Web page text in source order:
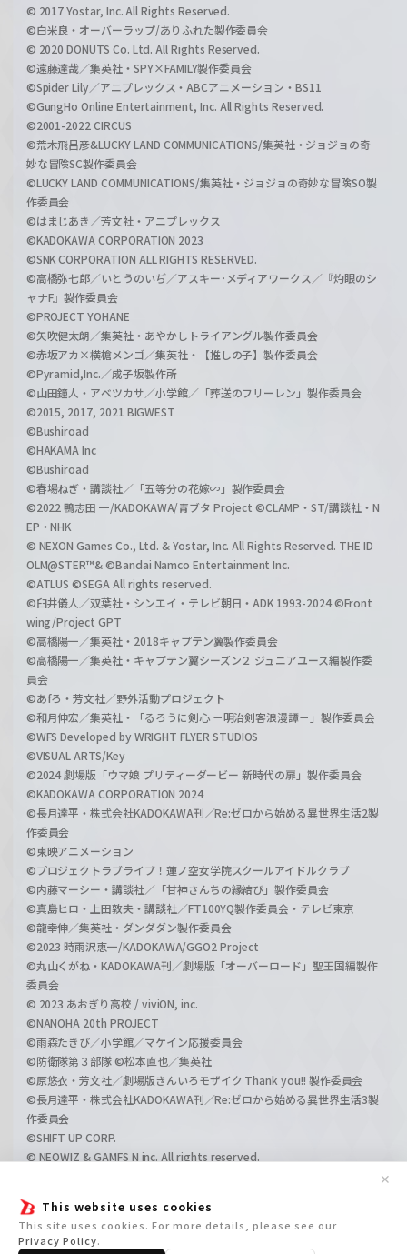
This website uses cookies
This site uses cookies. For more details, please see our
Privacy Policy.
✕
© 2017 Yostar, Inc. All Rights Reserved.
©白米良・オーバーラップ/ありふれた製作委員会
© 2020 DONUTS Co. Ltd. All Rights Reserved.
©遠藤達哉／集英社・SPY×FAMILY製作委員会
©Spider Lily／アニプレックス・ABCアニメーション・BS11
©GungHo Online Entertainment, Inc. All Rights Reserved.
©2001-2022 CIRCUS
©荒木飛呂彦&LUCKY LAND COMMUNICATIONS/集英社・ジョジョの奇
妙な冒険SC製作委員会
©LUCKY LAND COMMUNICATIONS/集英社・ジョジョの奇妙な冒険SO製
作委員会
©はまじあき／芳文社・アニプレックス
©KADOKAWA CORPORATION 2023
©SNK CORPORATION ALL RIGHTS RESERVED.
©高橋弥七郎／いとうのいぢ／アスキー･メディアワークス／『灼眼のシ
ャナF』製作委員会
©PROJECT YOHANE
©矢吹健太朗／集英社・あやかしトライアングル製作委員会
©赤坂アカ×横槍メンゴ／集英社・【推しの子】製作委員会
©Pyramid,Inc.／成子坂製作所
©山田鐘人・アベツカサ／小学館／「葬送のフリーレン」製作委員会
©2015, 2017, 2021 BIGWEST
©Bushiroad
©HAKAMA Inc
©Bushiroad
©春場ねぎ・講談社／「五等分の花嫁∽」製作委員会
©2022 鴨志田 一/KADOKAWA/青ブタ Project ©CLAMP・ST/講談社・N
EP・NHK
© NEXON Games Co., Ltd. & Yostar, Inc. All Rights Reserved. THE ID
OLM@STER™& ©Bandai Namco Entertainment Inc.
©ATLUS ©SEGA All rights reserved.
©臼井儀人／双葉社・シンエイ・テレビ朝日・ADK 1993-2024 ©Front
wing/Project GPT
©高橋陽一／集英社・2018キャプテン翼製作委員会
©高橋陽一／集英社・キャプテン翼シーズン２ ジュニアユース編製作委
員会
©あfろ・芳文社／野外活動プロジェクト
©和月伸宏／集英社・「るろうに剣心 －明治剣客浪漫譚－」製作委員会
©WFS Developed by WRIGHT FLYER STUDIOS
©VISUAL ARTS/Key
©2024 劇場版「ウマ娘 プリティーダービー 新時代の扉」製作委員会
©KADOKAWA CORPORATION 2024
©長月達平・株式会社KADOKAWA刊／Re:ゼロから始める異世界生活2製
作委員会
©東映アニメーション
©プロジェクトラブライブ！蓮ノ空女学院スクールアイドルクラブ
©内藤マーシー・講談社／「甘神さんちの縁結び」製作委員会
©真島ヒロ・上田敦夫・講談社／FT100YQ製作委員会・テレビ東京
©龍幸伸／集英社・ダンダダン製作委員会
©2023 時雨沢恵一/KADOKAWA/GGO2 Project
©丸山くがね・KADOKAWA刊／劇場版「オーバーロード」聖王国編製作
委員会
© 2023 あおぎり高校 / viviON, inc.
©NANOHA 20th PROJECT
©雨森たきび／小学館／マケイン応援委員会
©防衛隊第３部隊 ©松本直也／集英社
©原悠衣・芳文社／劇場版きんいろモザイク Thank you!! 製作委員会
©長月達平・株式会社KADOKAWA刊／Re:ゼロから始める異世界生活3製
作委員会
©SHIFT UP CORP.
© NEOWIZ & GAMFS N inc. All rights reserved.
©GIRLS und PANZER Film Projekt
©GIRLS und PANZER Finale Projekt